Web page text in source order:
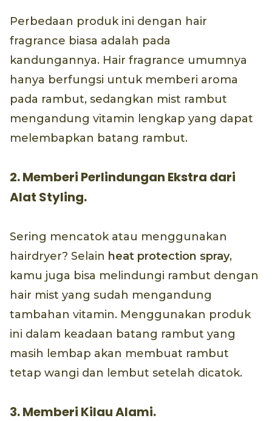
Perbedaan produk ini dengan hair
fragrance biasa adalah pada
kandungannya. Hair fragrance umumnya
hanya berfungsi untuk memberi aroma
pada rambut, sedangkan mist rambut
mengandung vitamin lengkap yang dapat
melembapkan batang rambut.
2. Memberi Perlindungan Ekstra dari
Alat Styling.
Sering mencatok atau menggunakan
hairdryer? Selain heat protection spray,
kamu juga bisa melindungi rambut dengan
hair mist yang sudah mengandung
tambahan vitamin. Menggunakan produk
ini dalam keadaan batang rambut yang
masih lembap akan membuat rambut
tetap wangi dan lembut setelah dicatok.
3. Memberi Kilau Alami.